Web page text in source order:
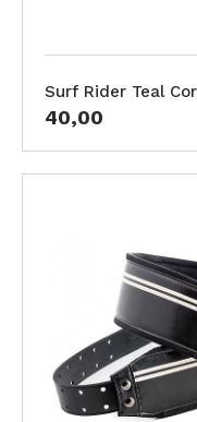
Surf Rider Teal
40,00